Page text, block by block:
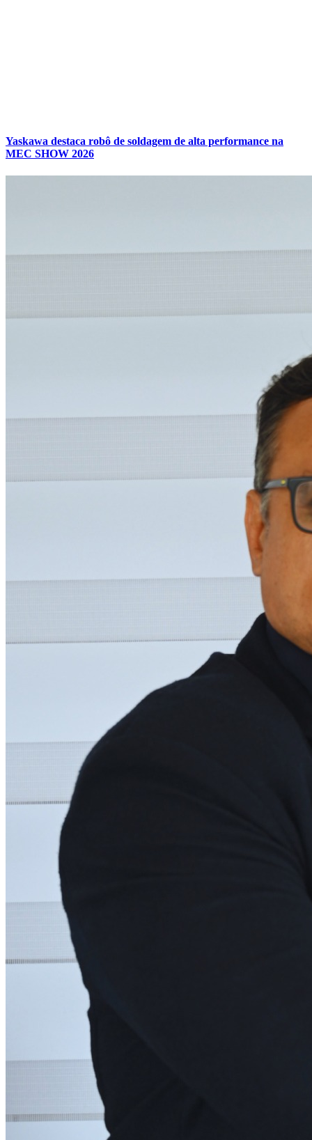
Yaskawa destaca robô de soldagem de alta performance na
MEC SHOW 2026